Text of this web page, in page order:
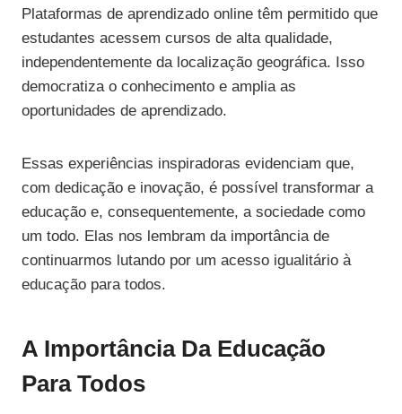
Plataformas de aprendizado online têm permitido que
estudantes acessem cursos de alta qualidade,
independentemente da localização geográfica. Isso
democratiza o conhecimento e amplia as
oportunidades de aprendizado.
Essas experiências inspiradoras evidenciam que,
com dedicação e inovação, é possível transformar a
educação e, consequentemente, a sociedade como
um todo. Elas nos lembram da importância de
continuarmos lutando por um acesso igualitário à
educação para todos.
A Importância Da Educação
Para Todos